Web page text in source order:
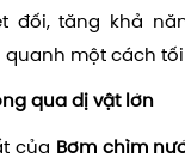
đối, tăng khả
một cách
qua dị vật lớn
của Bơm chìm